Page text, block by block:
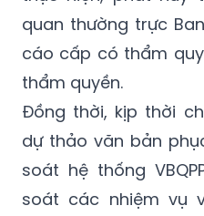
quan thường trực
cáo cấp có thẩm
thẩm quyền.
Đồng thời, kịp thời
dự thảo văn bản
soát hệ thống
soát các nhiệm vụ